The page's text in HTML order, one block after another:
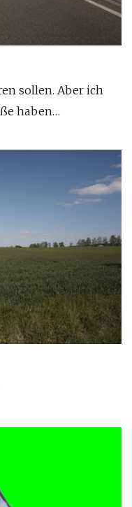
sollen. Aber ich
haben…